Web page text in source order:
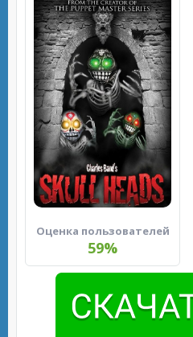
Оценка пользователей
59%